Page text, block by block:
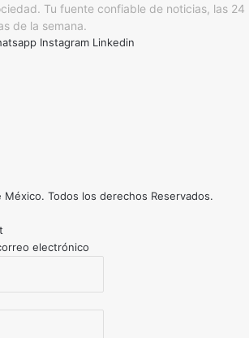
Tu fuente confiable de noticias, las 24
de la semana.
Instagram Linkedin
Todos los derechos Reservados.
electrónico